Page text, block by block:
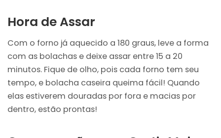
Hora de Assar
Com o forno já aquecido a 180 graus, leve a forma
com as bolachas e deixe assar entre 15 a 20
minutos. Fique de olho, pois cada forno tem seu
tempo, e bolacha caseira queima fácil! Quando
elas estiverem douradas por fora e macias por
dentro, estão prontas!